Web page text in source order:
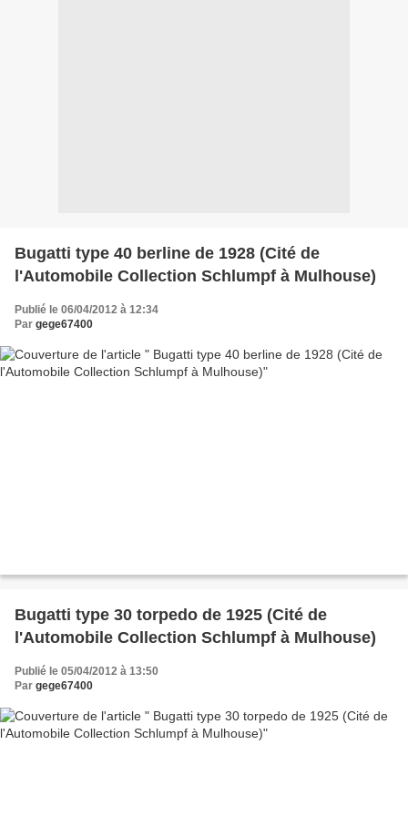
Bugatti type 40 berline de 1928 (Cité de
l'Automobile Collection Schlumpf à Mulhouse)
Publié le 06/04/2012 à 12:34
Par gege67400
Bugatti type 30 torpedo de 1925 (Cité de
l'Automobile Collection Schlumpf à Mulhouse)
Publié le 05/04/2012 à 13:50
Par gege67400